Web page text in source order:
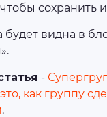
сохранить
будет видна в
-
как группу
.